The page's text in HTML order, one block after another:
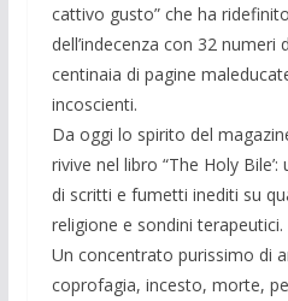
cattivo gusto” che ha
dell’indecenza con 32
centinaia di pagine
incoscienti.
Da oggi lo spirito del
rivive nel libro “The Holy
di scritti e fumetti inediti su
religione e sondini terapeutici.
Un concentrato purissimo di
coprofagia, incesto, morte,